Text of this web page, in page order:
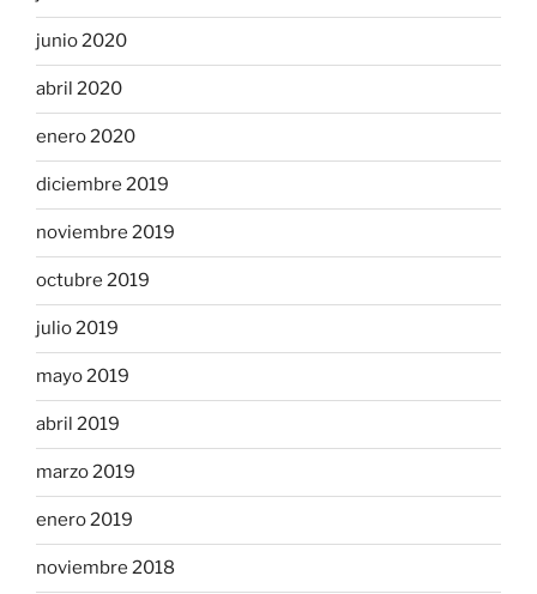
junio 2020
abril 2020
enero 2020
diciembre 2019
noviembre 2019
octubre 2019
julio 2019
mayo 2019
abril 2019
marzo 2019
enero 2019
noviembre 2018